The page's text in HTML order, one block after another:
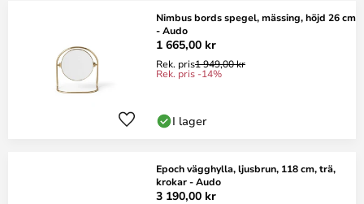
Nimbus bords spegel, mässing, höjd 26 cm
- Audo
1 665,00 kr
Rek. pris1 949,00 kr
Rek. pris -14%
I lager
Epoch vägghylla, ljusbrun, 118 cm, trä,
krokar - Audo
3 190,00 kr